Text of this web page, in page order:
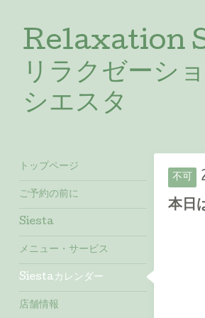
Relaxation
リラクゼーシ
シエスタ
不可
本日
トップページ
ご予約の前に
Siesta
メニュー・サービス
Siestaカレンダー
店舗情報